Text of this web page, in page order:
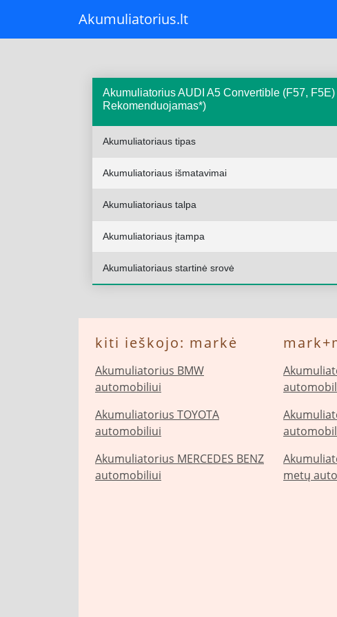
Akumuliatorius.lt
Akumuliatorius AUDI A5 Convertible (F57,
Rekomenduojamas*)
Akumuliatoriaus tipas
Akumuliatoriaus išmatavimai
Akumuliatoriaus talpa
Akumuliatoriaus įtampa
Akumuliatoriaus startinė srovė
kiti ieškojo: markė
Akumuliatorius BMW
automobiliui
Akumuliatorius TOYOTA
automobiliui
Akumuliatorius MERCEDES BENZ
automobiliui
metų